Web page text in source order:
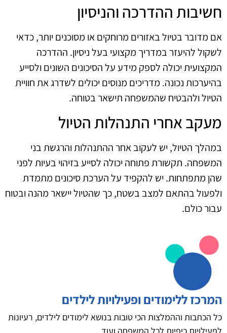
חשיבות ההדרכה והניסיון
אם מדובר בטיול באזורים מרוחקים או מסוכנים יותר, כדאי
לשקול להיעזר במדריך מקצועי בעל ניסיון. ההדרכה
המקצועית יכולה לספק מידע על הסיכונים השונים ולסייע
בהיערכות נכונה. מדריכים מנוסים יכולים לשדרג את חוויית
הטיול ולהבטיח שהמשפחה תישאר בטוחה.
מעקב אחרי התנהלות הטיול
במהלך הטיול, יש לעקוב אחר ההתנהלות והרגשת בני
המשפחה. תקשורת פתוחה יכולה לסייע בזיהוי בעיות לפני
שהן מתפתחות. יש להקפיד על הערכת סיכונים מתמדת
ולפעול בהתאם למצב בשטח, כך שהטיול יישאר מהנה ובטוח
עבור כולם.
המרכז ללימודים ופעילויות לילדים
כל הכתבות וההמלצות הכי טובות בנושא לימודים לילדים, רעיונות